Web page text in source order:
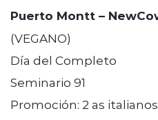
Puerto Montt –
(VEGANO)
Día del Completo
Seminario 91
Promoción: 2 as